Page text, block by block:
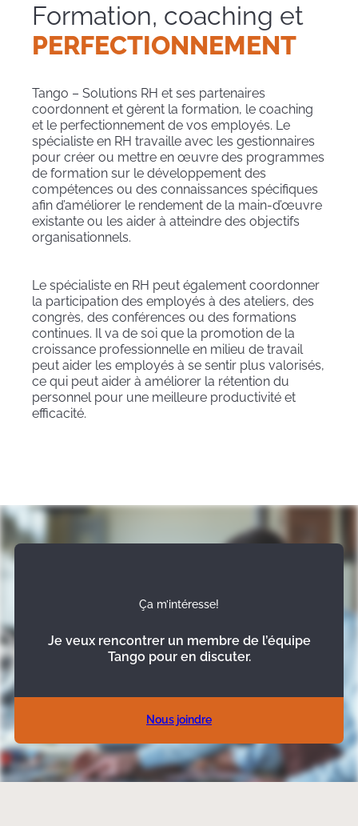
Formation, coaching et
PERFECTIONNEMENT
Tango – Solutions RH et ses partenaires
coordonnent et gèrent la formation, le coaching
et le perfectionnement de vos employés. Le
spécialiste en RH travaille avec les gestionnaires
pour créer ou mettre en œuvre des programmes
de formation sur le développement des
compétences ou des connaissances spécifiques
afin d’améliorer le rendement de la main-d’œuvre
existante ou les aider à atteindre des objectifs
organisationnels.
Le spécialiste en RH peut également coordonner
la participation des employés à des ateliers, des
congrès, des conférences ou des formations
continues. Il va de soi que la promotion de la
croissance professionnelle en milieu de travail
peut aider les employés à se sentir plus valorisés,
ce qui peut aider à améliorer la rétention du
personnel pour une meilleure productivité et
efficacité.
Ça m’intéresse!
Je veux rencontrer un membre de l’équipe
Tango pour en discuter.
Nous joindre